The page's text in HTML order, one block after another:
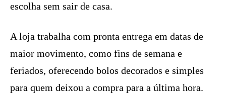
escolha sem sair de casa.
A loja trabalha com pronta entrega em datas de
maior movimento, como fins de semana e
feriados, oferecendo bolos decorados e simples
para quem deixou a compra para a última hora.